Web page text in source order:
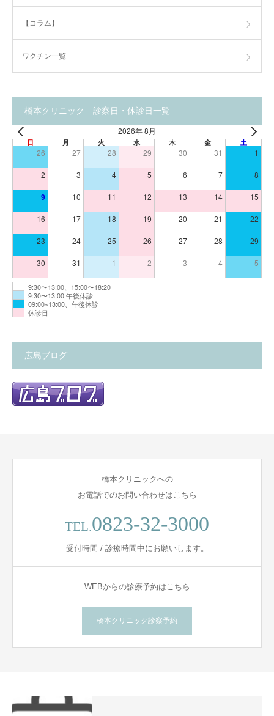
【コラム】
ワクチン一覧
橋本クリニック 診察日・休診日一覧
2026年 8月
日 月 火 水 木 金 土
26 27 28 29 30 31 1
2 3 4 5 6 7 8
9 10 11 12 13 14 15
16 17 18 19 20 21 22
23 24 25 26 27 28 29
30 31 1 2 3 4 5
9:30〜13:00、15:00〜18:20
9:30〜13:00 午後休診
09:00~13:00、午後休診
休診日
広島ブログ
橋本クリニックへの
お電話でのお問い合わせはこちら
TEL.0823-32-3000
受付時間 / 診療時間中にお願いします。
WEBからの診療予約はこちら
橋本クリニック診察予約